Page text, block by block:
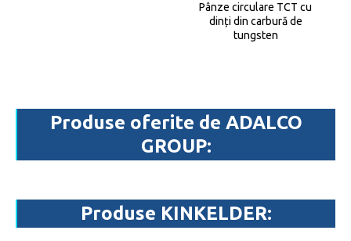
Pânze circulare TCT cu
dinți din carbură de
tungsten
Produse oferite de ADALCO
GROUP:
Produse KINKELDER: